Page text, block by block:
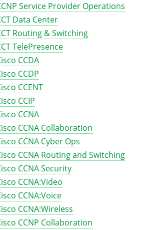
Service Provider Operations
Data Center
Routing & Switching
TelePresence
CCDA
CCDP
CCENT
CCIP
CCNA
CCNA Collaboration
CCNA Cyber Ops
CCNA Routing and Switching
CCNA Security
CCNA:Video
CCNA:Voice
CCNA:Wireless
CCNP Collaboration